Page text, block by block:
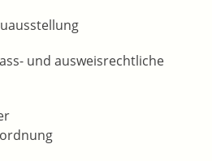
und ausweisrechtliche